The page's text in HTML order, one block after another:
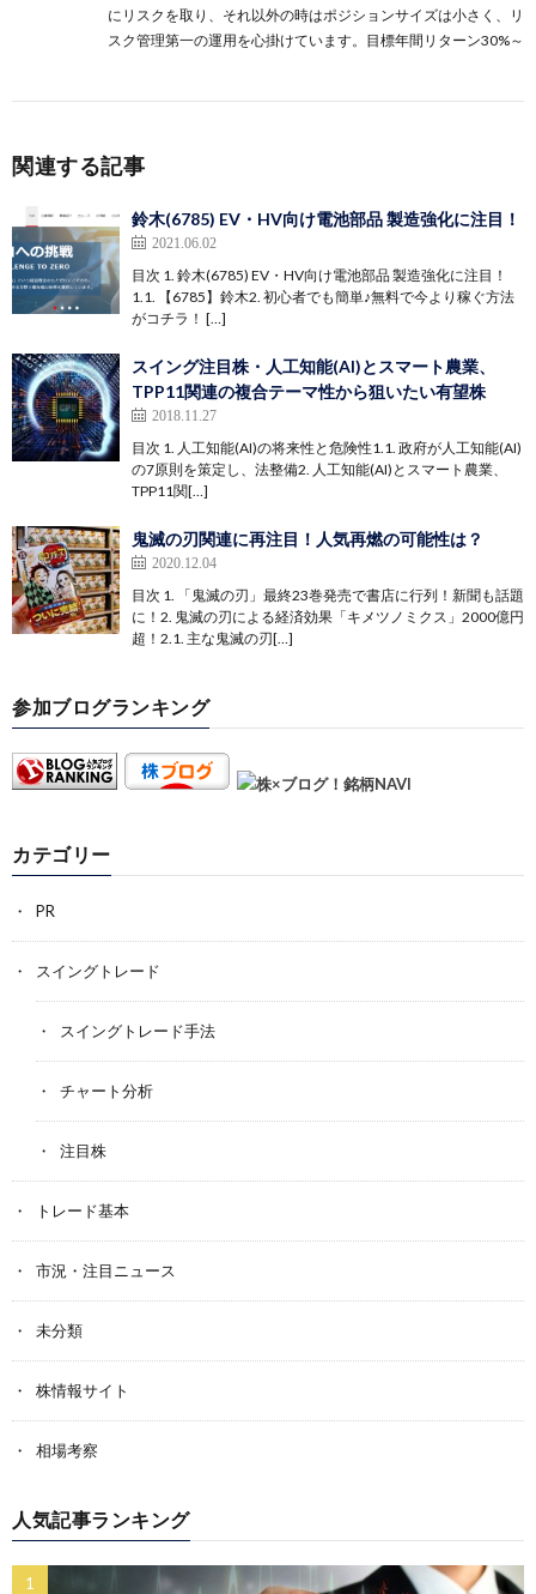
にリスクを取り、それ以外の時はポジションサイズは小さく、リ
スク管理第一の運用を心掛けています。目標年間リターン30%～
関連する記事
鈴木(6785) EV・HV向け電池部品 製造強化に注目！
2021.06.02
目次 1. 鈴木(6785) EV・HV向け電池部品 製造強化に注目！
1.1. 【6785】鈴木2. 初心者でも簡単♪無料で今より稼ぐ方法
がコチラ！ […]
スイング注目株・人工知能(AI)とスマート農業、
TPP11関連の複合テーマ性から狙いたい有望株
2018.11.27
目次 1. 人工知能(AI)の将来性と危険性1.1. 政府が人工知能(AI)
の7原則を策定し、法整備2. 人工知能(AI)とスマート農業、
TPP11関[…]
鬼滅の刃関連に再注目！人気再燃の可能性は？
2020.12.04
目次 1. 「鬼滅の刃」最終23巻発売で書店に行列！新聞も話題
に！2. 鬼滅の刃による経済効果「キメツノミクス」2000億円
超！2.1. 主な鬼滅の刃[…]
参加ブログランキング
カテゴリー
PR
スイングトレード
スイングトレード手法
チャート分析
注目株
トレード基本
市況・注目ニュース
未分類
株情報サイト
相場考察
人気記事ランキング